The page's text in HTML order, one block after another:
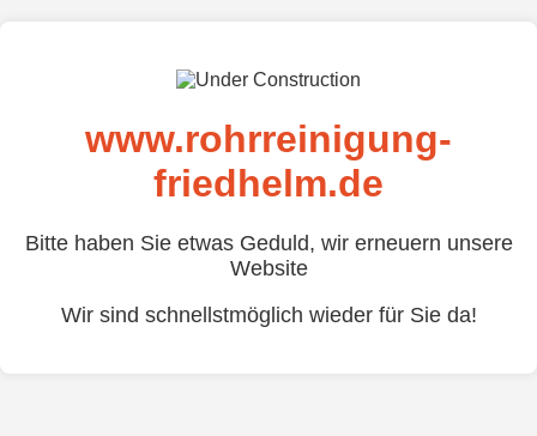
www.rohrreinigung-
friedhelm.de
Bitte haben Sie etwas Geduld, wir erneuern unsere
Website
Wir sind schnellstmöglich wieder für Sie da!